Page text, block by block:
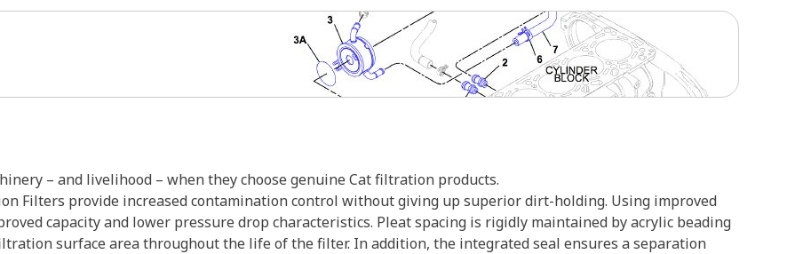
– and livelihood – when they choose genuine Cat filtration products.
Filters provide increased contamination control without giving up superior dirt-holding. Using improved
capacity and lower pressure drop characteristics. Pleat spacing is rigidly maintained by acrylic beading
surface area throughout the life of the filter. In addition, the integrated seal ensures a separation